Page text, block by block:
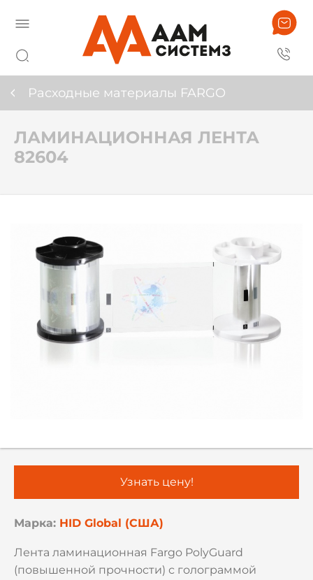
Расходные материалы FARGO
ЛАМИНАЦИОННАЯ ЛЕНТА
82604
Марка: HID Global (США)
Лента ламинационная Fargo PolyGuard
(повышенной прочности) с голограммой
Узнать цену!